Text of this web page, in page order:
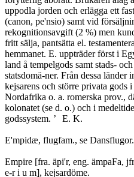
uppodla jorden och erlägga ett
(canon, pe'nsio) samt vid
rekognitionsavgift (2 %) men
fritt sälja, pantsätta el. testamentera
hemmanet. E. uppträder först i
land å tempelgods samt stads- och
statsdomä-ner. Från dessa länder
kejsarens och större privata gods
Nordafrika o. a. romerska prov.,
kolonatet (se d. o.) och i
godssystem. ’	E. K.
E'mpidæ, flugfam., se Dansflugor.
Empire [fra. äpi'r, eng. ämpaFa,
e-r i u m], kejsardöme.